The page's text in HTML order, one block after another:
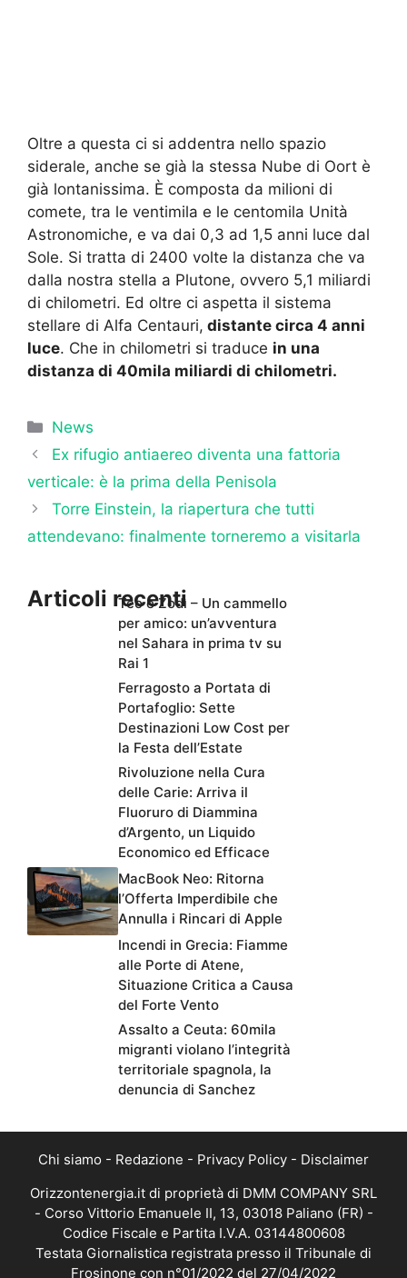
Oltre a questa ci si addentra nello spazio
siderale, anche se già la stessa Nube di Oort è
già lontanissima. È composta da milioni di
comete, tra le ventimila e le centomila Unità
Astronomiche, e va dai 0,3 ad 1,5 anni luce dal
Sole. Si tratta di 2400 volte la distanza che va
dalla nostra stella a Plutone, ovvero 5,1 miliardi
di chilometri. Ed oltre ci aspetta il sistema
stellare di Alfa Centauri, distante circa 4 anni
luce. Che in chilometri si traduce in una
distanza di 40mila miliardi di chilometri.
Categorie
News
Ex rifugio antiaereo diventa una fattoria
verticale: è la prima della Penisola
Torre Einstein, la riapertura che tutti
attendevano: finalmente torneremo a visitarla
Articoli recentiTeo e Zodì – Un cammello
per amico: un’avventura
nel Sahara in prima tv su
Rai 1
Ferragosto a Portata di
Portafoglio: Sette
Destinazioni Low Cost per
la Festa dell’Estate
Rivoluzione nella Cura
delle Carie: Arriva il
Fluoruro di Diammina
d’Argento, un Liquido
Economico ed Efficace
MacBook Neo: Ritorna
l’Offerta Imperdibile che
Annulla i Rincari di Apple
Incendi in Grecia: Fiamme
alle Porte di Atene,
Situazione Critica a Causa
del Forte Vento
Assalto a Ceuta: 60mila
migranti violano l’integrità
territoriale spagnola, la
denuncia di Sanchez
Chi siamo - Redazione - Privacy Policy - Disclaimer
Orizzontenergia.it di proprietà di DMM COMPANY SRL
- Corso Vittorio Emanuele II, 13, 03018 Paliano (FR) -
Codice Fiscale e Partita I.V.A. 03144800608
Testata Giornalistica registrata presso il Tribunale di
Frosinone con n°01/2022 del 27/04/2022